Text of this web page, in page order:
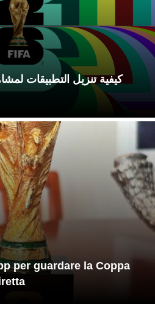
كيفية تنزيل التطبيقات
per guardare la Coppa